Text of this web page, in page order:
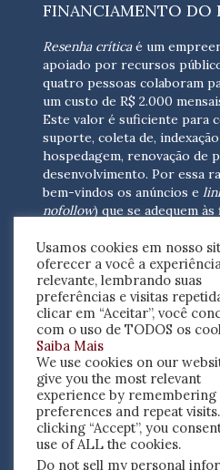
FINANCIAMENTO DO
Resenha críticaé um
apoiado por recursos
quatro pessoas colaboram
um custo de R$ 2.000
Este valor é suficiente para
suporte, coleta de,
hospedagem, renovação de
desenvolvimento. Por essa
bem-vindos os anúncios e
nofollow) que se adequem
nós
FONTES E ACERVO
As resenhas, dossiês e
periódicos acadêmicos e
você tem interesse em
periódico, escreva para nós
Conheça omodocomo
índicesdisponibilizados neste
Usamos cookies em nosso
oferecer a você a
relevante, lembrando suas
preferências e visitas
clicar em “Aceitar”, você
com o uso de TODOS os
Saiba Mais
We use cookies on our
give you the most relevant
experience by
preferences and repeat
clicking “Accept”, you
use of ALL the cookies.
Do not sell my personal